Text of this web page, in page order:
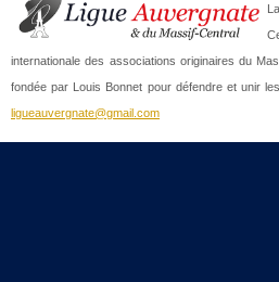
internationale des associations originaires du
fondée par Louis Bonnet pour défendre et unir
ligueauvergnate@gmail.com